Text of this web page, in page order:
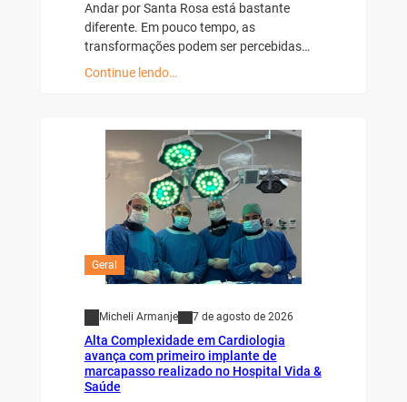
Andar por Santa Rosa está bastante
diferente. Em pouco tempo, as
transformações podem ser percebidas…
Continue lendo…
Geral
Micheli Armanje 7 de agosto de 2026
Alta Complexidade em Cardiologia
avança com primeiro implante de
marcapasso realizado no Hospital Vida &
Saúde